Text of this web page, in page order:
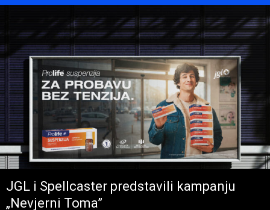
JGL i Spellcaster predstavili kampanju
„Nevjerni Toma”